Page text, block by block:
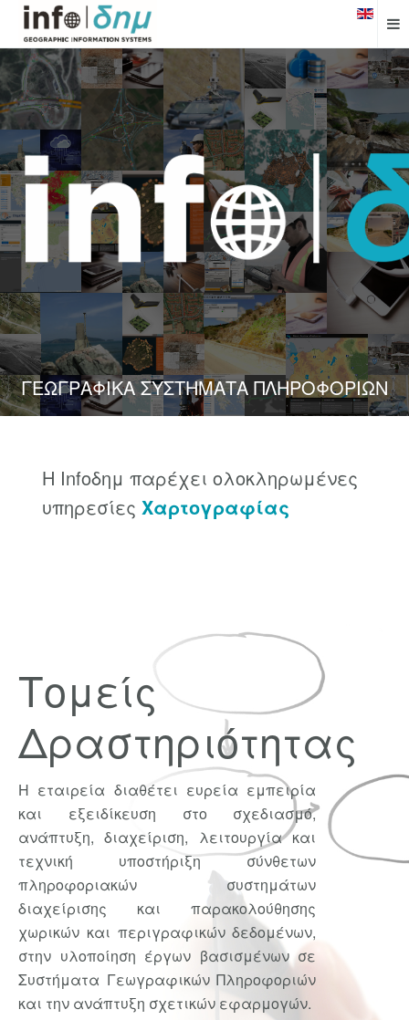
ΓΕΩΓΡΑΦΙΚΑ ΣΥΣΤΗΜΑΤΑ ΠΛΗΡΟΦΟΡΙΩΝ
Η Infoδημ παρέχει ολοκληρωμένες
υπηρεσίες Χαρτογραφίας
Τομείς
Δραστηριότητας
Η εταιρεία διαθέτει ευρεία εμπειρία
και εξειδίκευση στο σχεδιασμό,
ανάπτυξη, διαχείριση, λειτουργία και
τεχνική υποστήριξη σύνθετων
πληροφοριακών συστημάτων
διαχείρισης και παρακολούθησης
χωρικών και περιγραφικών δεδομένων,
στην υλοποίηση έργων βασισμένων σε
Συστήματα Γεωγραφικών Πληροφοριών
και την ανάπτυξη σχετικών εφαρμογών.